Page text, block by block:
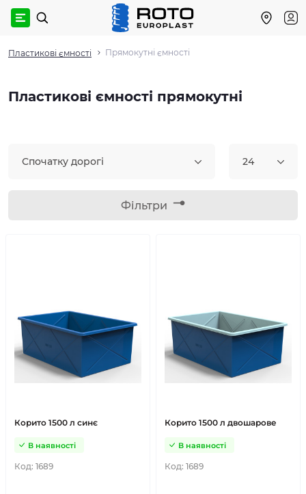
Пластикові ємності Прямокутні ємності
Пластикові ємності прямокутні
Спочатку дорогі 24
Фільтри
Корито 1500 л синє
Код: 1689
В наявності
Корито 1500 л двошарове
Код: 1689
В наявності